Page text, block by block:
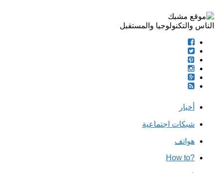
الناس والتكنولوجيا والمستقبل
أخبار
شبكات اجتماعية
هواتف
?How to